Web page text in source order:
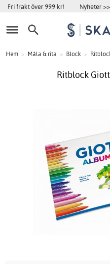
Fri frakt över 999 kr! Nyheter >>
Hem > Måla & rita > Block >
Ritblock